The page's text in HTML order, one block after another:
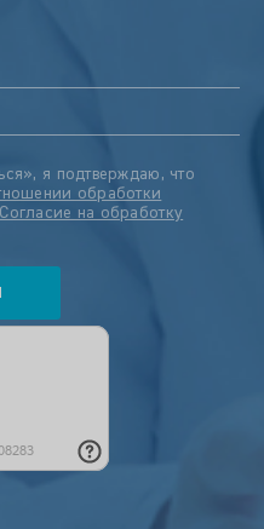
я подтверждаю, что
обработки
Согласие на обработку